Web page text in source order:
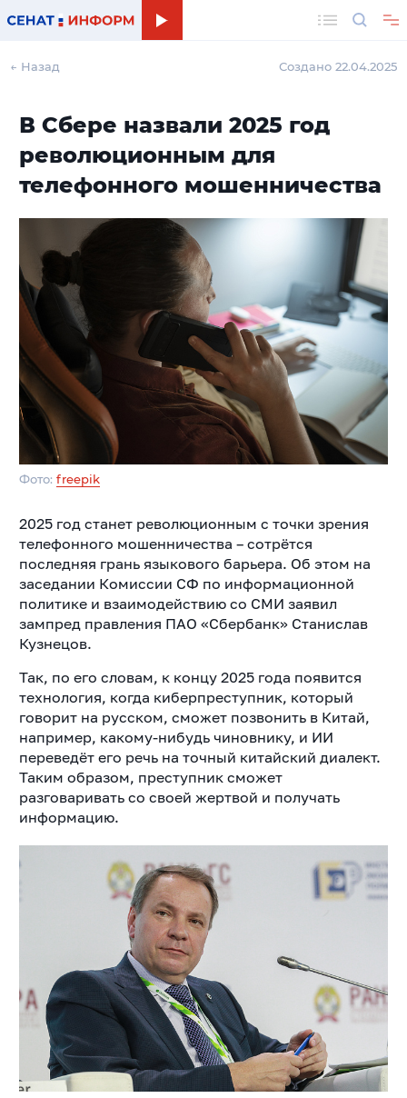
← Назад Создано 22.04.2025
В Сбере назвали 2025 год
революционным для
телефонного мошенничества
Фото: freepik
2025 год станет революционным с точки зрения
телефонного мошенничества – сотрётся
последняя грань языкового барьера. Об этом на
заседании Комиссии СФ по информационной
политике и взаимодействию со СМИ заявил
зампред правления ПАО «Сбербанк» Станислав
Кузнецов.
Так, по его словам, к концу 2025 года появится
технология, когда киберпреступник, который
говорит на русском, сможет позвонить в Китай,
например, какому-нибудь чиновнику, и ИИ
переведёт его речь на точный китайский диалект.
Таким образом, преступник сможет
разговаривать со своей жертвой и получать
информацию.